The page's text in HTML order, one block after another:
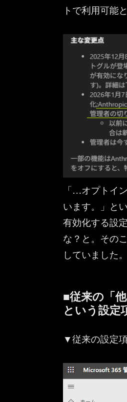
トで利用可能
「…オプトイ
います。」と
有効化する設
な？と。その
していました
■従来の「
という設定
▼従来の設定